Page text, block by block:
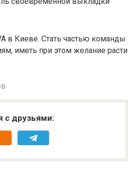
в Киеве. Стать частью команды
иметь при этом желание расти
с друзьями: